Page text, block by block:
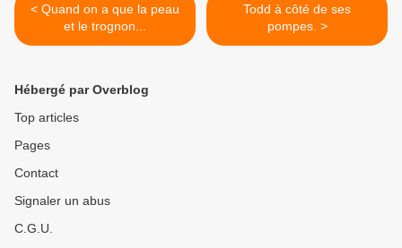
< Quand on a que la peau
et le trognon...
Todd à côté de ses
pompes. >
Hébergé par Overblog
Top articles
Pages
Contact
Signaler un abus
C.G.U.